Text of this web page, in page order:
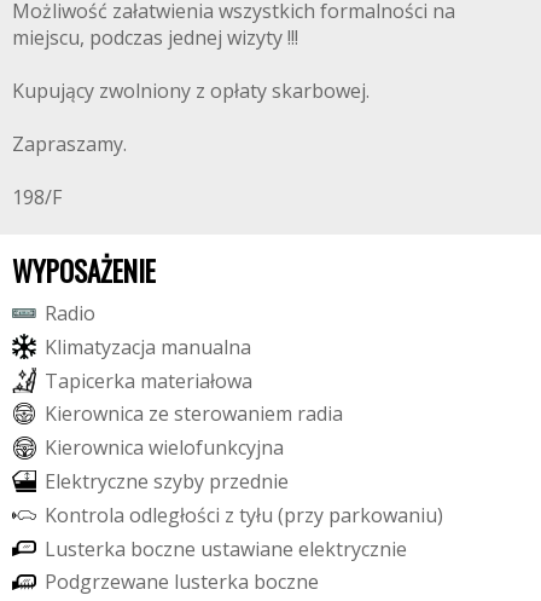
Możliwość załatwienia wszystkich formalności na
miejscu, podczas jednej wizyty !!!
Kupujący zwolniony z opłaty skarbowej.
Zapraszamy.
198/F
WYPOSAŻENIE
Radio
Klimatyzacja manualna
Tapicerka materiałowa
Kierownica ze sterowaniem radia
Kierownica wielofunkcyjna
Elektryczne szyby przednie
Kontrola odległości z tyłu (przy parkowaniu)
Lusterka boczne ustawiane elektrycznie
Podgrzewane lusterka boczne